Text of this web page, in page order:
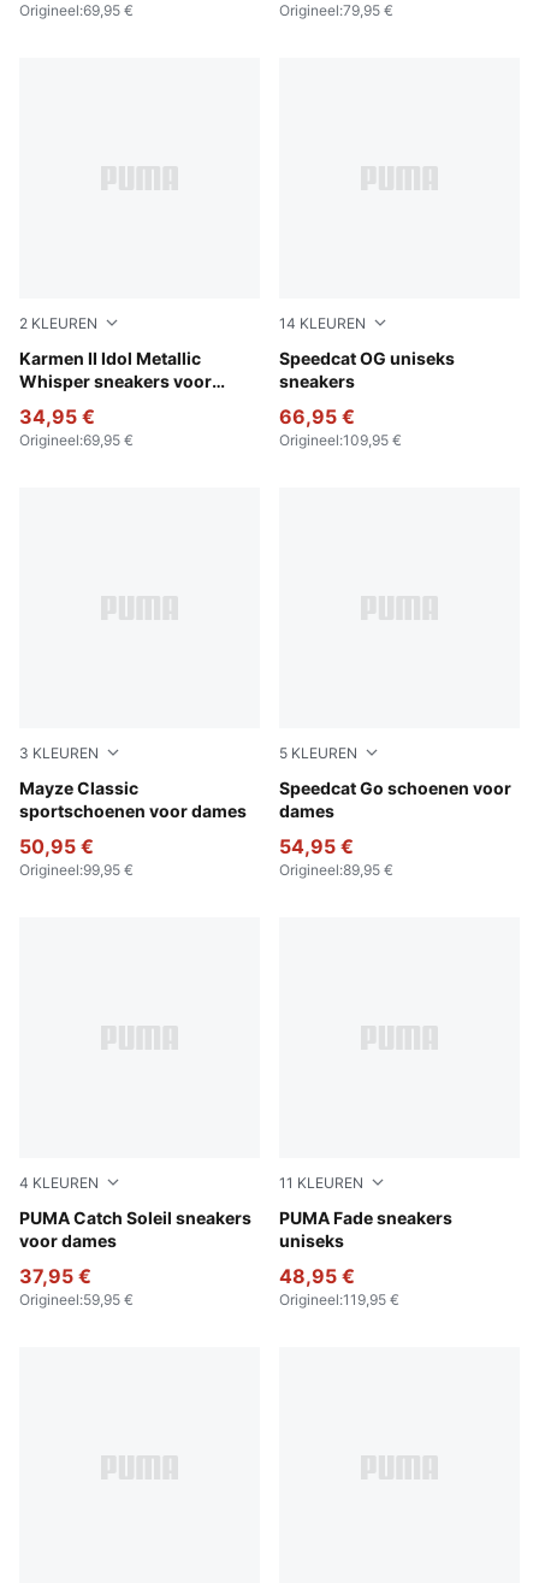
Origineel:69,95 € Origineel:79,95 €
2 KLEUREN
Karmen II Idol Metallic
Whisper sneakers voor
PUMA Black-PUMA Silver
34,95 €
Origineel:69,95 €
14 KLEUREN
Speedcat OG uniseks
sneakers
Pelé Yellow-PUMA Black
66,95 €
Origineel:109,95 €
3 KLEUREN
Mayze Classic
sportschoenen voor dames
Puma White
50,95 €
Origineel:99,95 €
5 KLEUREN
Speedcat Go schoenen voor
dames
For All Time Red-PUMA
54,95 €
Origineel:89,95 €
4 KLEUREN
PUMA Catch Soleil sneakers
voor dames
Alpine Snow-Sand Dune
37,95 €
Origineel:59,95 €
11 KLEUREN
PUMA Fade sneakers
uniseks
PUMA Silver-PUMA White-
48,95 €
Origineel:119,95 €